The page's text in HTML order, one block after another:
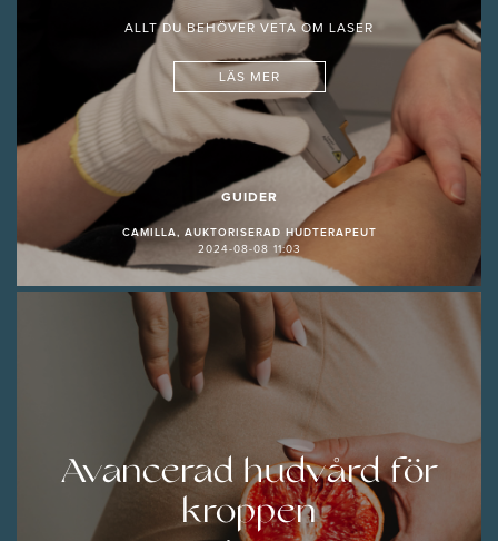
ALLT DU BEHÖVER VETA OM LASER
LÄS MER
GUIDER
CAMILLA, AUKTORISERAD HUDTERAPEUT
2024-08-08 11:03
Avancerad hudvård för
kroppen